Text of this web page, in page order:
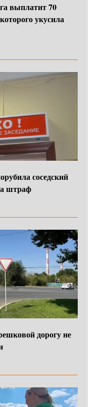
выплатит 70
укусила
соседский
штраф
дорогу не